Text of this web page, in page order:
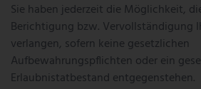
Sie haben jederzeit die Möglichkeit,
Berichtigung bzw. Vervollständigung
verlangen, sofern keine gesetzlichen
Aufbewahrungspflichten oder ein
Erlaubnistatbestand entgegenstehen.